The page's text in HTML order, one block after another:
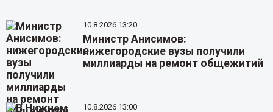
10.8.2026 13:20
Министр Анисимов:
нижегородские вузы получили
миллиарды на ремонт общежитий
10.8.2026 13:00